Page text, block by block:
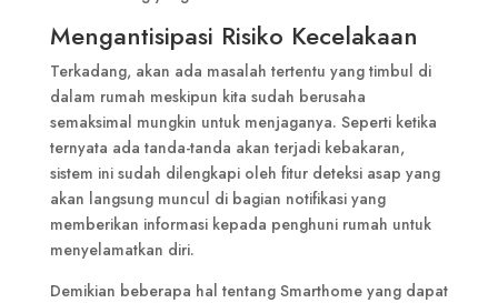
Mengantisipasi Risiko Kecelakaan
Terkadang, akan ada masalah tertentu yang timbul di
dalam rumah meskipun kita sudah berusaha
semaksimal mungkin untuk menjaganya. Seperti ketika
ternyata ada tanda-tanda akan terjadi kebakaran,
sistem ini sudah dilengkapi oleh fitur deteksi asap yang
akan langsung muncul di bagian notifikasi yang
memberikan informasi kepada penghuni rumah untuk
menyelamatkan diri.
Demikian beberapa hal tentang Smarthome yang dapat